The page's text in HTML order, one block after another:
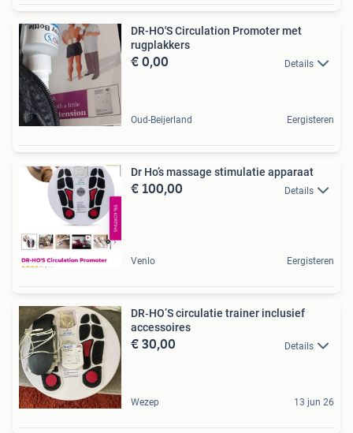
DR-HO'S Circulation Promoter met
rugplakkers
€ 0,00 Details
Oud-Beijerland Eergisteren
Dr Ho’s massage stimulatie apparaat
€ 100,00 Details
Venlo Eergisteren
DR‑HO’S circulatie trainer inclusief
accessoires
€ 30,00 Details
Wezep 13 jun 26